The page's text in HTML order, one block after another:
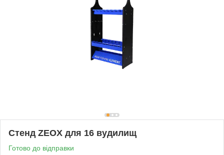
Стенд ZEOX для 16 вудилищ
Готово до відправки